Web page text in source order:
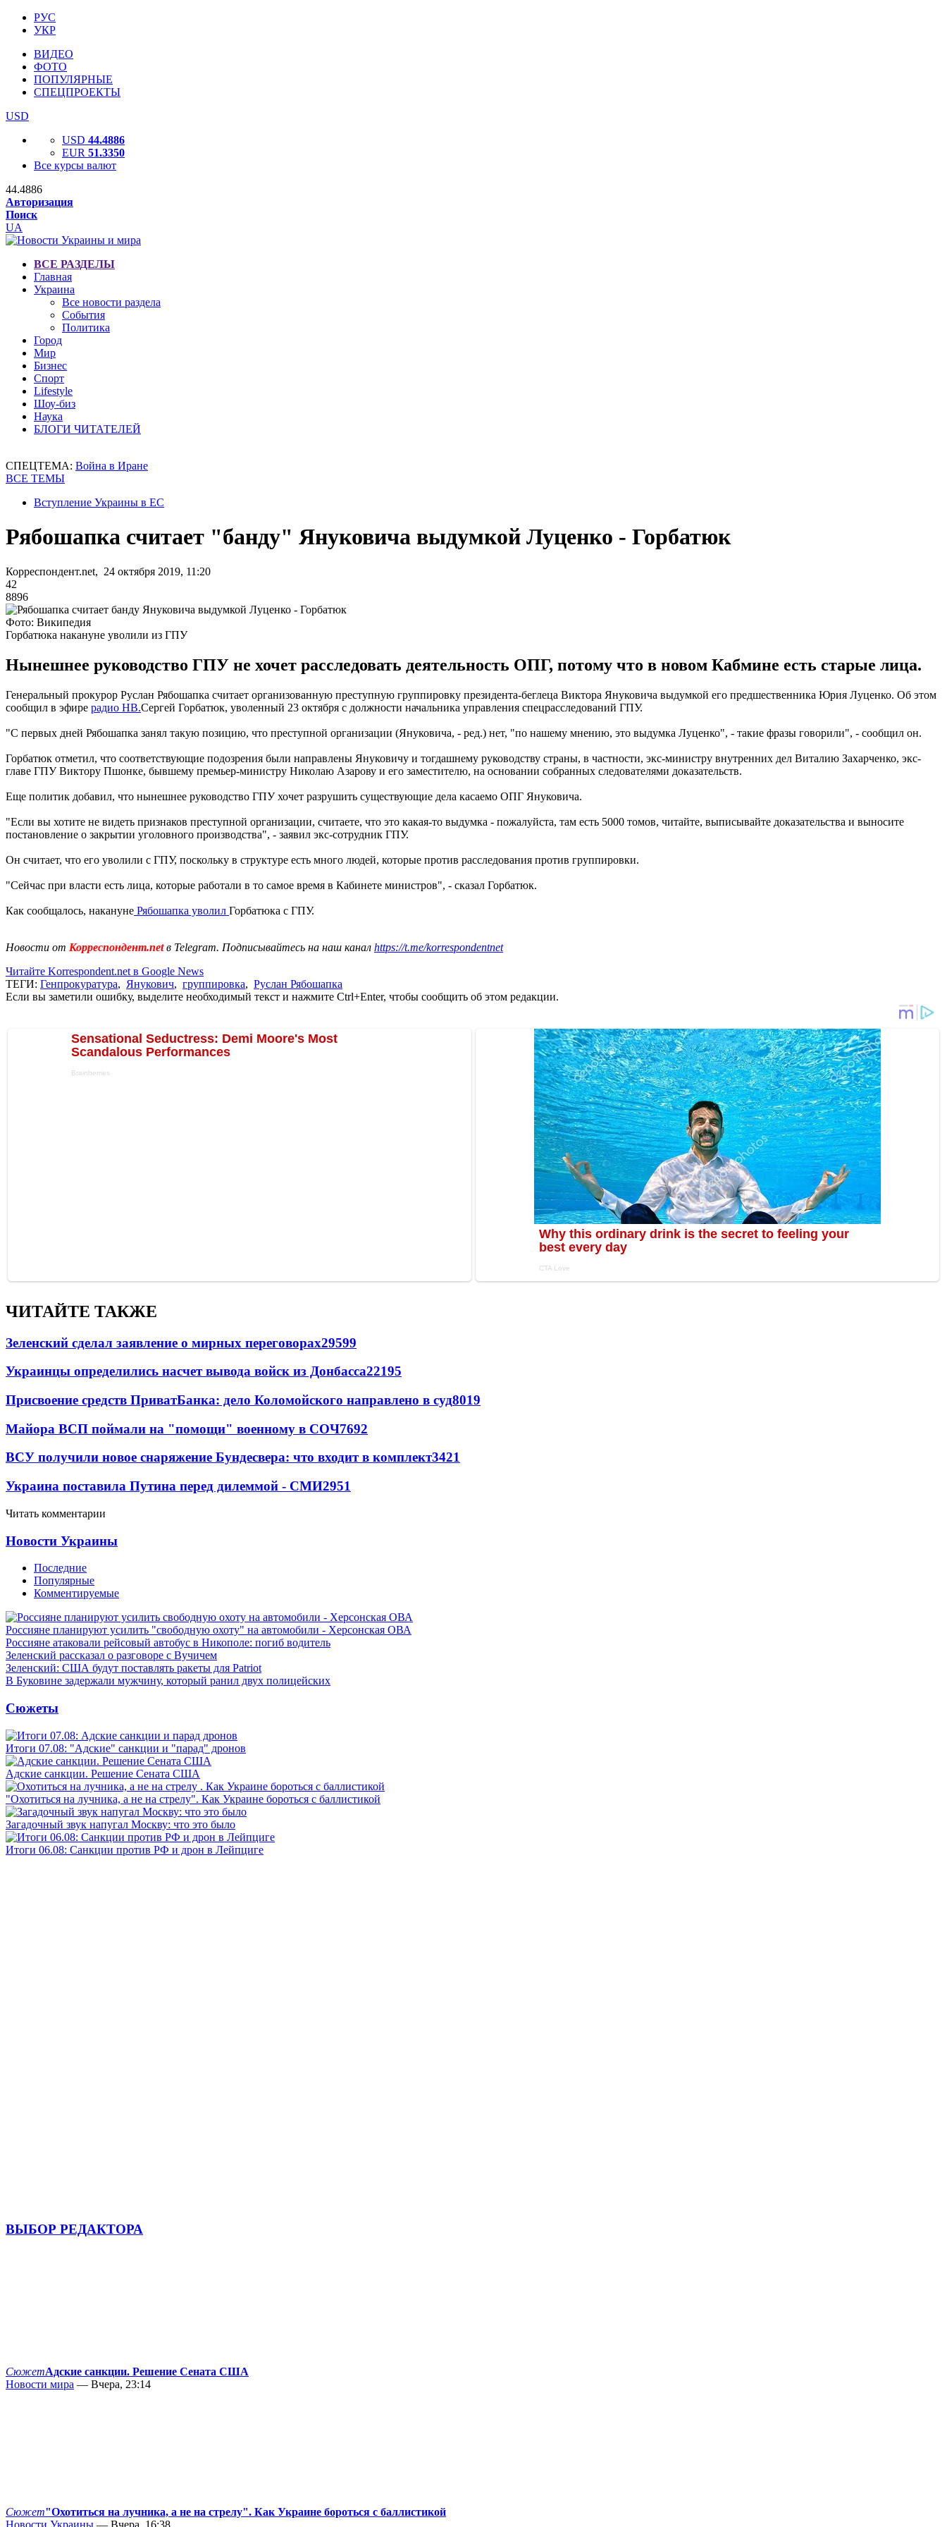
РУС
УКР
ВИДЕО
ФОТО
ПОПУЛЯРНЫЕ
СПЕЦПРОЕКТЫ
USD
USD 44.4886
EUR 51.3350
Все курсы валют
44.4886
Авторизация
Поиск
UA
ВСЕ РАЗДЕЛЫ
Главная
Украина
Все новости раздела
События
Политика
Город
Мир
Бизнес
Спорт
Lifestyle
Шоу-биз
Наука
БЛОГИ ЧИТАТЕЛЕЙ
СПЕЦТЕМА: Война в Иране
ВСЕ ТЕМЫ
Вступление Украины в ЕС
Рябошапка считает "банду" Януковича выдумкой Луценко - Горбатюк
Корреспондент.net, 24 октября 2019, 11:20
42
8896
Фото: Википедия
Горбатюка накануне уволили из ГПУ
Нынешнее руководство ГПУ не хочет расследовать деятельность ОПГ, потому что в новом Кабмине есть старые лица.
Генеральный прокурор Руслан Рябошапка считает организованную преступную группировку президента-беглеца Виктора Януковича выдумкой его предшественника Юрия Луценко. Об этом
сообщил в эфире радио НВ.Сергей Горбатюк, уволенный 23 октября с должности начальника управления спецрасследований ГПУ.
"С первых дней Рябошапка занял такую позицию, что преступной организации (Януковича, - ред.) нет, "по нашему мнению, это выдумка Луценко", - такие фразы говорили", - сообщил он.
Горбатюк отметил, что соответствующие подозрения были направлены Януковичу и тогдашнему руководству страны, в частности, экс-министру внутренних дел Виталию Захарченко, экс-
главе ГПУ Виктору Пшонке, бывшему премьер-министру Николаю Азарову и его заместителю, на основании собранных следователями доказательств.
Еще политик добавил, что нынешнее руководство ГПУ хочет разрушить существующие дела касаемо ОПГ Януковича.
"Если вы хотите не видеть признаков преступной организации, считаете, что это какая-то выдумка - пожалуйста, там есть 5000 томов, читайте, выписывайте доказательства и выносите
постановление о закрытии уголовного производства", - заявил экс-сотрудник ГПУ.
Он считает, что его уволили с ГПУ, поскольку в структуре есть много людей, которые против расследования против группировки.
"Сейчас при власти есть лица, которые работали в то самое время в Кабинете министров", - сказал Горбатюк.
Как сообщалось, накануне Рябошапка уволил Горбатюка с ГПУ.
Новости от Корреспондент.netв Telegram. Подписывайтесь на наш канал https://t.me/korrespondentnet
Читайте Korrespondent.net в Google News
ТЕГИ: Генпрокуратура, Янукович, группировка, Руслан Рябошапка
Если вы заметили ошибку, выделите необходимый текст и нажмите Ctrl+Enter, чтобы сообщить об этом редакции.
ЧИТАЙТЕ ТАКЖЕ
Зеленский сделал заявление о мирных переговорах29599
Украинцы определились насчет вывода войск из Донбасса22195
Присвоение средств ПриватБанка: дело Коломойского направлено в суд8019
Майора ВСП поймали на "помощи" военному в СОЧ7692
ВСУ получили новое снаряжение Бундесвера: что входит в комплект3421
Украина поставила Путина перед дилеммой - СМИ2951
Читать комментарии
Новости Украины
Последние
Популярные
Комментируемые
Россияне планируют усилить "свободную охоту" на автомобили - Херсонская ОВА
Россияне атаковали рейсовый автобус в Никополе: погиб водитель
Зеленский рассказал о разговоре с Вучичем
Зеленский: США будут поставлять ракеты для Patriot
В Буковине задержали мужчину, который ранил двух полицейских
Сюжеты
Итоги 07.08: "Адские" санкции и "парад" дронов
Адские санкции. Решение Сената США
"Охотиться на лучника, а не на стрелу". Как Украине бороться с баллистикой
Загадочный звук напугал Москву: что это было
Итоги 06.08: Санкции против РФ и дрон в Лейпциге
ВЫБОР РЕДАКТОРА
СюжетАдские санкции. Решение Сената США
Новости мира — Вчера, 23:14
Сюжет"Охотиться на лучника, а не на стрелу". Как Украине бороться с баллистикой